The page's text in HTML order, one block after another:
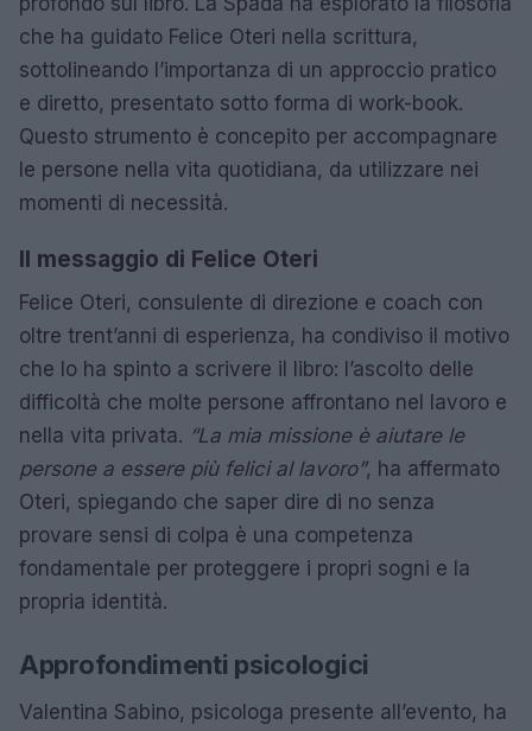
che ha guidato Felice Oteri nella scrittura,
sottolineando l’importanza di un approccio pratico
e diretto, presentato sotto forma di work-book.
Questo strumento è concepito per accompagnare
le persone nella vita quotidiana, da utilizzare nei
momenti di necessità.
Il messaggio di Felice Oteri
Felice Oteri, consulente di direzione e coach con
oltre trent’anni di esperienza, ha condiviso il motivo
che lo ha spinto a scrivere il libro: l’ascolto delle
difficoltà che molte persone affrontano nel lavoro e
nella vita privata. “La mia missione è aiutare le
persone a essere più felici al lavoro”, ha affermato
Oteri, spiegando che saper dire di no senza
provare sensi di colpa è una competenza
fondamentale per proteggere i propri sogni e la
propria identità.
Approfondimenti psicologici
Valentina Sabino, psicologa presente all’evento, ha